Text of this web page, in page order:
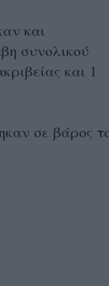
και
συνολικού
και 1
σε βάρος